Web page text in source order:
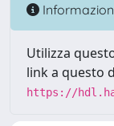
Utilizza
link a questo
https://